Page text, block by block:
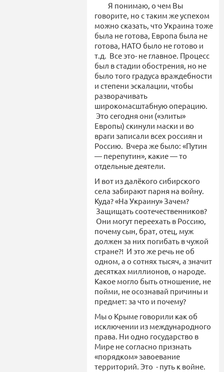
Я понимаю, о чем Вы
говорите, но с таким же успехом
можно сказать, что Украина тоже
была не готова, Европа была не
готова, НАТО было не готово и
т.д. Все это- не главное. Процесс
был в стадии обострения, но не
было того градуса враждебности
и степени эскалации, чтобы
разворачивать
широкомасштабную операцию.
Это сегодня они («элиты»
Европы) скинули маски и во
враги записали всех россиян и
Россию. Вчера же было: «Путин
— перепутин», какие — то
отдельные деятели.
И вот из далёкого сибирского
села забирают парня на войну.
Куда? «На Украину» Зачем?
Защищать соотечественников?
Они могут переехать в Россию,
почему сын, брат, отец, муж
должен за них погибать в чужой
стране?! И это же речь не об
одном, а о сотнях тысяч, а значит
десятках миллионов, о народе.
Какое могло быть отношение, не
пойми, не осознавай причины и
предмет: за что и почему?
Мы о Крыме говорили как об
исключении из международного
права. Ни одно государство в
Мире не согласно признать
«порядком» завоевание
территорий. Это - путь к войне.